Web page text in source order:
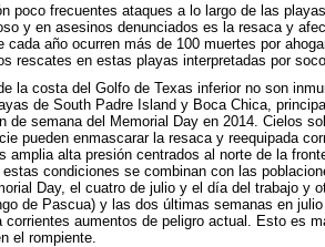
poco frecuentes ataques a lo largo de las
y en asesinos denunciados es la resaca y
cada año ocurren más de 100 muertes por
rescates en estas playas interpretadas por
la costa del Golfo de Texas inferior no son
de South Padre Island y Boca Chica,
de semana del Memorial Day en 2014. Cielos
pueden enmascarar la resaca y reequipada
amplia alta presión centrados al norte de la
estas condiciones se combinan con las
Day, el cuatro de julio y el día del trabajo y
de Pascua) y las dos últimas semanas en
corrientes aumentos de peligro actual. Esto es
el rompiente.